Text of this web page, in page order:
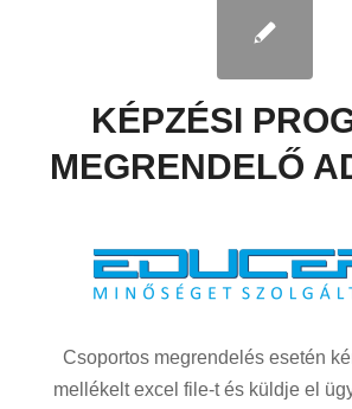
KÉPZÉSI
MEGRENDELŐ
Csoportos megrendelés esetén
mellékelt excel file-t és küldje el